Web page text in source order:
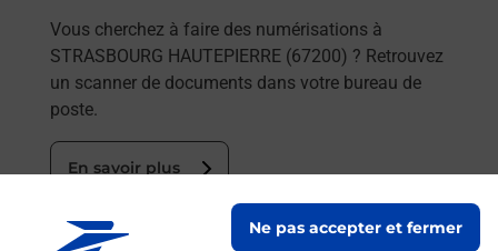
Ne pas accepter et fermer
Vous cherchez à faire des numérisations à
STRASBOURG HAUTEPIERRE (67200) ? Retrouvez
un scanner de documents dans votre bureau de
poste.
En savoir plus